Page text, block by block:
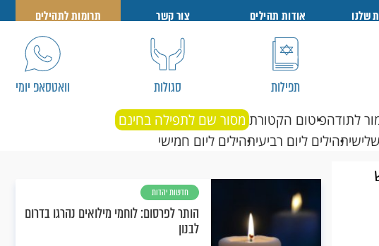
שלנו אודות תהילים צור קשר תרומות לתהילים
תפילות סגולות וואטסאפ יומי
לתודהפיטום הקטורת מסור שם לתפילה בחינם
תהילים ליום רביעיתהילים ליום חמישי
חדשות יהדות
הותר לפרסום: לוחמי מילואים נהרגו בדרום
לבנון